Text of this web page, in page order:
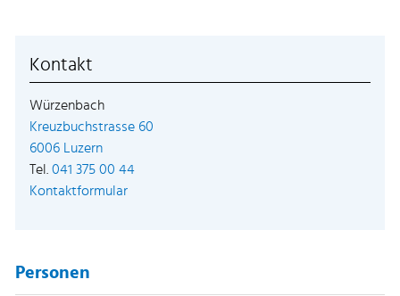
Kontakt
Würzenbach
Kreuzbuchstrasse 60
6006 LuzernExterner Link wird in einem neuen Fenster
Tel. 041 375 00 44
Kontaktformular
Personen